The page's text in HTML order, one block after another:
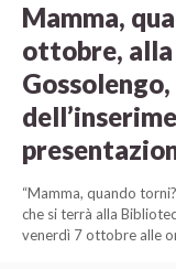
Mamma,
ottobre,
“Mamma, quando
che si terrà alla
venerdì 7 ottobre alle